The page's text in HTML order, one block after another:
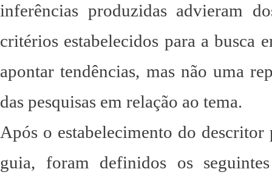
inferências produzidas advieram
critérios estabelecidos para a busca
apontar tendências, mas não uma
das pesquisas em relação ao tema.
Após o estabelecimento do descritor
guia, foram definidos os